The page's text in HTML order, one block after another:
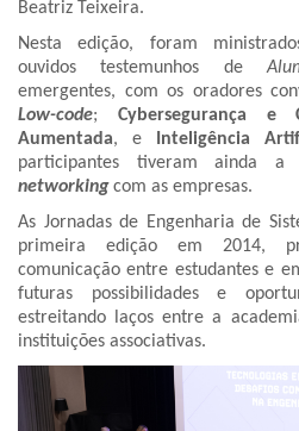
Beatriz Teixeira.
Nesta edição, foram
ouvidos testemunhos de
emergentes, com os oradores
Low-code; Cybersegurança e
Aumentada, e Inteligência
participantes tiveram ainda a
networkingcom as empresas.
As Jornadas de Engenharia de
primeira edição em 2014,
comunicação entre estudantes e
futuras possibilidades e
estreitando laços entre a
instituições associativas.